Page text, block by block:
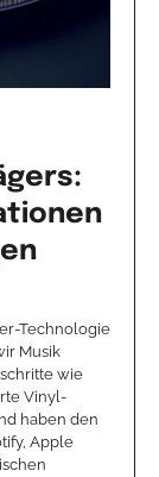
Technologie
Musik
wie
Vinyl-
haben den
Apple